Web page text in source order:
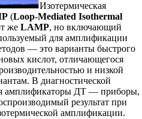
Изотермическая
(Loop-Mediated Isothermal
же LAMP, но включающий
для амплификации
— это варианты быстрого
кислот, отличающегося
и низкой
В диагностической
амплификаторы ДТ — приборы,
результат при
амплификации.